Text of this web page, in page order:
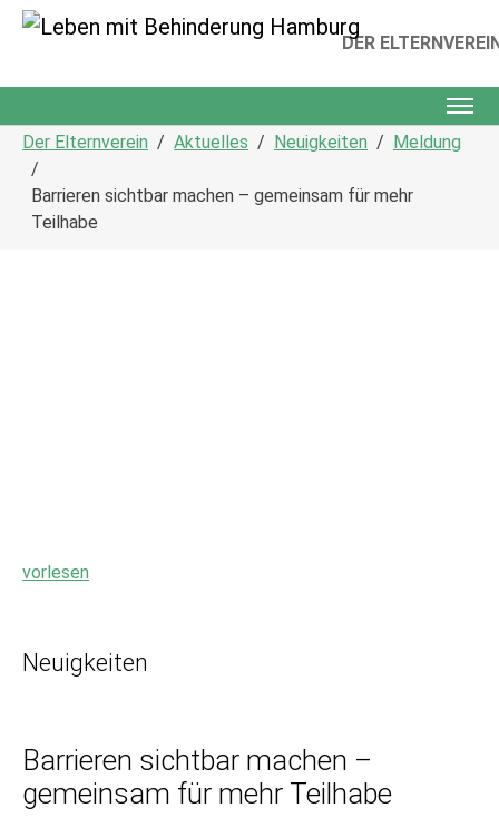
Skip to main content
DER
You are here:
Der Elternverein Aktuelles Neuigkeiten Meldung
Barrieren sichtbar machen – gemeinsam für mehr
Teilhabe
vorlesen
Neuigkeiten
Barrieren sichtbar machen –
gemeinsam für mehr Teilhabe